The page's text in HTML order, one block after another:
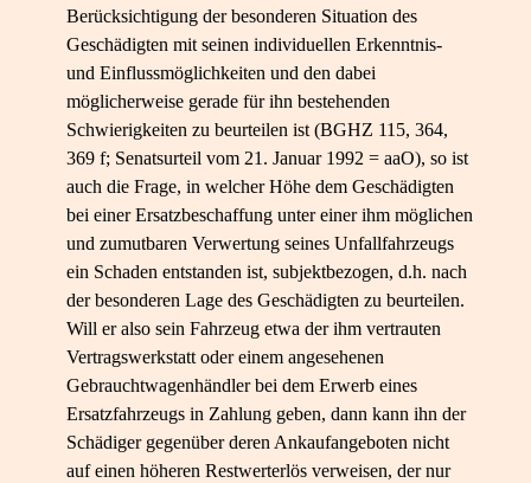
Berücksichtigung der besonderen Situation des
Geschädigten mit seinen individuellen Erkenntnis-
und Einflussmöglichkeiten und den dabei
möglicherweise gerade für ihn bestehenden
Schwierigkeiten zu beurteilen ist (BGHZ 115, 364,
369 f; Senatsurteil vom 21. Januar 1992 = aaO), so ist
auch die Frage, in welcher Höhe dem Geschädigten
bei einer Ersatzbeschaffung unter einer ihm möglichen
und zumutbaren Verwertung seines Unfallfahrzeugs
ein Schaden entstanden ist, subjektbezogen, d.h. nach
der besonderen Lage des Geschädigten zu beurteilen.
Will er also sein Fahrzeug etwa der ihm vertrauten
Vertragswerkstatt oder einem angesehenen
Gebrauchtwagenhändler bei dem Erwerb eines
Ersatzfahrzeugs in Zahlung geben, dann kann ihn der
Schädiger gegenüber deren Ankaufangeboten nicht
auf einen höheren Restwerterlös verweisen, der nur